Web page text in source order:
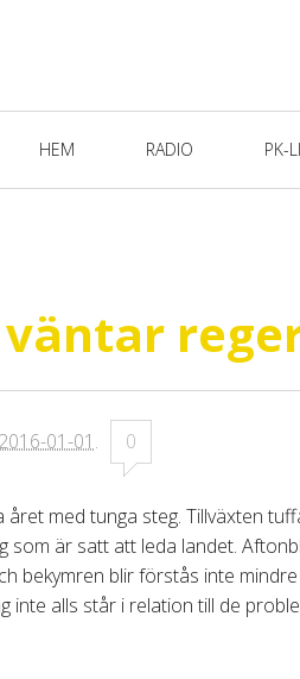
HEM RADIO PK-
2016-01-01 . 0
året med tunga steg. Tillväxten
som är satt att leda landet.
bekymren blir förstås inte
inte alls står i relation till de